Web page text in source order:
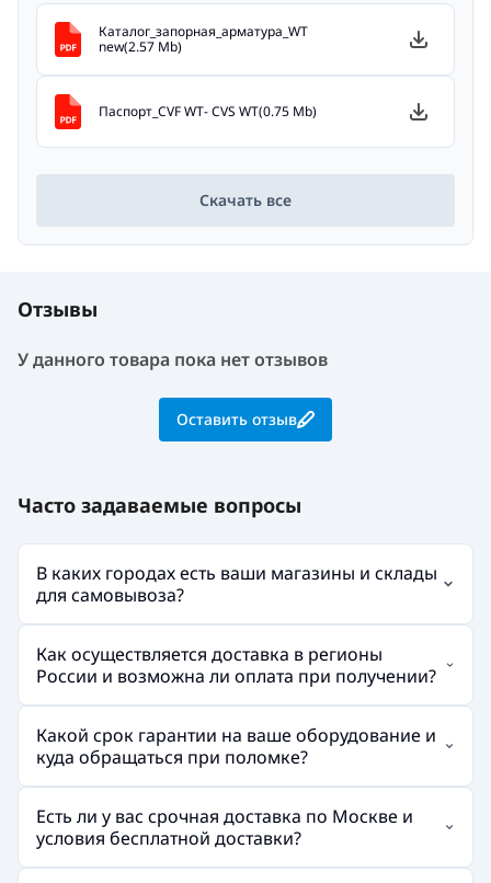
Каталог_запорная_арматура_WT
new(2.57 Mb)
Паспорт_CVF WT- CVS WT(0.75 Mb)
Скачать все
Отзывы
У данного товара пока нет отзывов
Оставить отзыв
Часто задаваемые вопросы
В каких городах есть ваши магазины и склады
для самовывоза?
Как осуществляется доставка в регионы
России и возможна ли оплата при получении?
Какой срок гарантии на ваше оборудование и
куда обращаться при поломке?
Есть ли у вас срочная доставка по Москве и
условия бесплатной доставки?